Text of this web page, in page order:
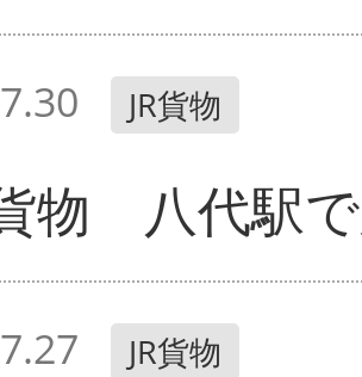
JR貨物
物 八代駅
JR貨物